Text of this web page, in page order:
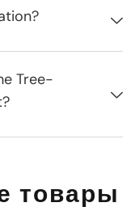
Tree-
товары